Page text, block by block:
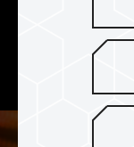
NIGHT HAWK
鷹眼周圍新增
銳利的鷹眼散